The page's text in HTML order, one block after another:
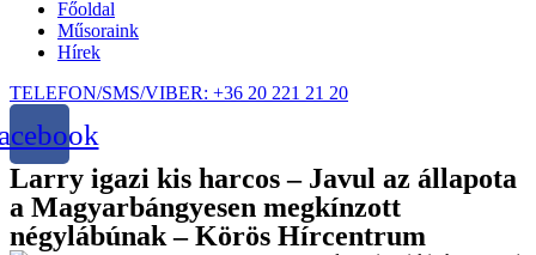
Főoldal
Műsoraink
Hírek
TELEFON/SMS/VIBER: +36 20 221 21 20
Larry igazi kis harcos – Javul az állapota
a Magyarbángyesen megkínzott
négylábúnak – Körös Hírcentrum